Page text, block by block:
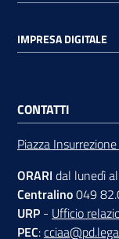
IMPRESA DIGITALE
CONTATTI
Piazza
ORARI dal lunedì
Centralino049
URP - Ufficio
PEC: